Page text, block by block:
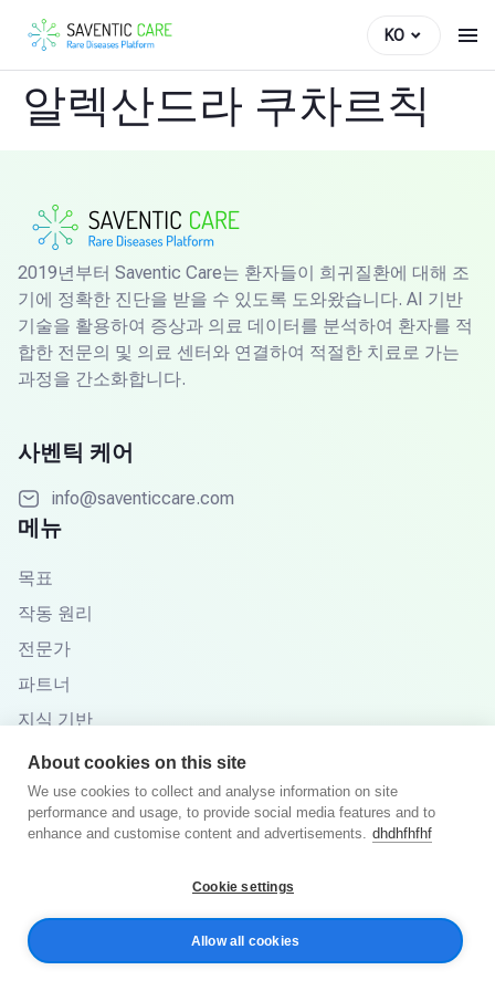
KO
알렉산드라 쿠차르칙
2019년부터 Saventic Care는 환자들이 희귀질환에 대해 조
기에 정확한 진단을 받을 수 있도록 도와왔습니다. AI 기반
기술을 활용하여 증상과 의료 데이터를 분석하여 환자를 적
합한 전문의 및 의료 센터와 연결하여 적절한 치료로 가는
과정을 간소화합니다.
사벤틱 케어
info@saventiccare.com
메뉴
목표
작동 원리
전문가
파트너
지식 기반
자주 묻는 질문
개인정보처리방침
About cookies on this site
We use cookies to collect and analyse information on site
performance and usage, to provide social media features and to
enhance and customise content and advertisements. dhdhfhfhf
Cookie settings
Allow all cookies